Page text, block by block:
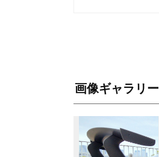
画像ギャラリー